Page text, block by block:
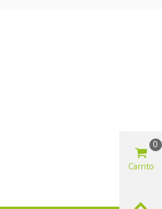
Carrito
0